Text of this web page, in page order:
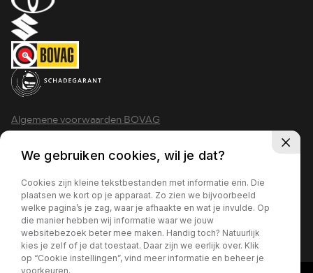
Algemene voorwaarden BOVAG
2026 - Krimpen aan den IJssel
We gebruiken cookies, wil je dat?
Cookies zijn kleine tekstbestanden met informatie erin. Die
plaatsen we kort op je apparaat. Zo zien we bijvoorbeeld
welke pagina’s je zag, waar je afhaakte en wat je invulde. Op
die manier hebben wij informatie waar we jouw
websitebezoek beter mee maken. Handig toch? Natuurlijk
kies je zelf of je dat toestaat. Daar zijn we eerlijk over. Klik
op “Cookie instellingen”, vind meer informatie en beheer je
voorkeuren.